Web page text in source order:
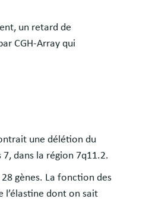
un retard de
CGH-Array qui
une délétion du
7, dans la région 7q11.2.
gènes. La fonction des
l’élastine dont on sait